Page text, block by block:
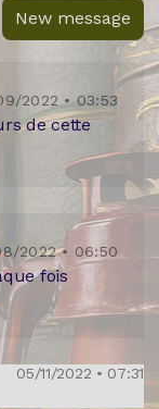
New message
2022 • 03:53
de cette
2022 • 06:50
fois
05/11/2022 • 07:31